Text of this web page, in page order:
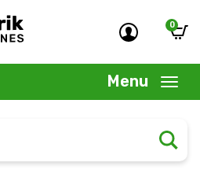
0
Menu